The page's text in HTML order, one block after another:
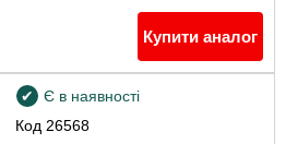
Купити аналог
Код 26568
Є в наявності